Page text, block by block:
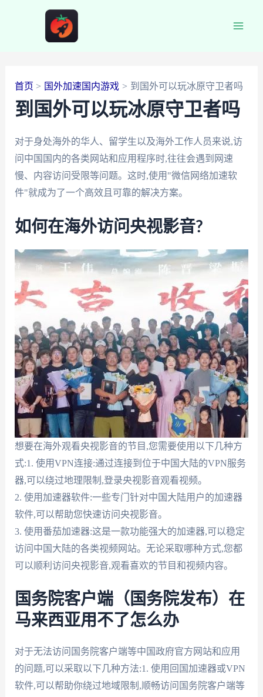
首页 国外加速国内游戏 到国外可以玩冰原守卫者吗
到国外可以玩冰原守卫者吗
对于身处海外的华人、留学生以及海外工作人员来说,访
问中国国内的各类网站和应用程序时,往往会遇到网速
慢、内容访问受限等问题。这时,使用"微信网络加速软
件"就成为了一个高效且可靠的解决方案。
如何在海外访问央视影音?
想要在海外观看央视影音的节目,您需要使用以下几种方
式:1. 使用VPN连接:通过连接到位于中国大陆的VPN服务
器,可以绕过地理限制,登录央视影音观看视频。
2. 使用加速器软件:一些专门针对中国大陆用户的加速器
软件,可以帮助您快速访问央视影音。
3. 使用番茄加速器:这是一款功能强大的加速器,可以稳定
访问中国大陆的各类视频网站。无论采取哪种方式,您都
可以顺利访问央视影音,观看喜欢的节目和视频内容。
国务院客户端（国务院发布）在
马来西亚用不了怎么办
对于无法访问国务院客户端等中国政府官方网站和应用
的问题,可以采取以下几种方法:1. 使用回国加速器或VPN
软件,可以帮助你绕过地域限制,顺畅访问国务院客户端等